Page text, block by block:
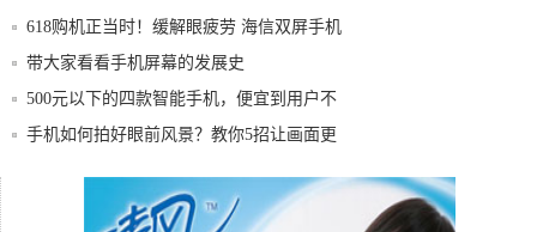
618购机正当时！缓解眼疲劳 海信双屏手机
A
带大家看看手机屏幕的发展史
500元以下的四款智能手机，便宜到用户不
敢入
手机如何拍好眼前风景？教你5招让画面更
乞丐还是富豪?锋尚Pro2教你如何自由切换